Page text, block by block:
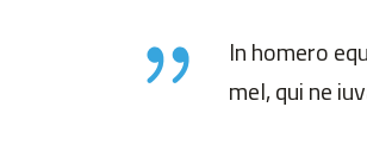
In homero
mel, qui ne